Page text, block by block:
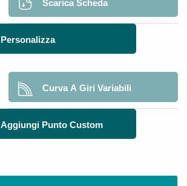
Scarica Scheda
Personalizza
Curva A Giri Variabili
Aggiungi Punto Custom